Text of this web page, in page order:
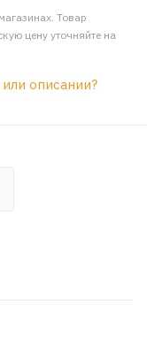
Товар
цену уточняйте на
описании?